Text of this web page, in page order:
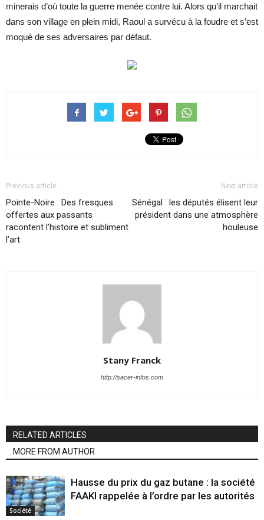
minerais d’où toute la guerre menée contre lui. Alors qu’il marchait
dans son village en plein midi, Raoul a survécu à la foudre et s’est
moqué de ses adversaires par défaut.
Previous article
Pointe-Noire : Des fresques
offertes aux passants
racontent l’histoire et subliment
l’art
Next article
Sénégal : les députés élisent leur
président dans une atmosphère
houleuse
Stany Franck
http://sacer-infos.com
RELATED ARTICLES
MORE FROM AUTHOR
Société
Hausse du prix du gaz butane : la société
FAAKI rappelée à l’ordre par les autorités